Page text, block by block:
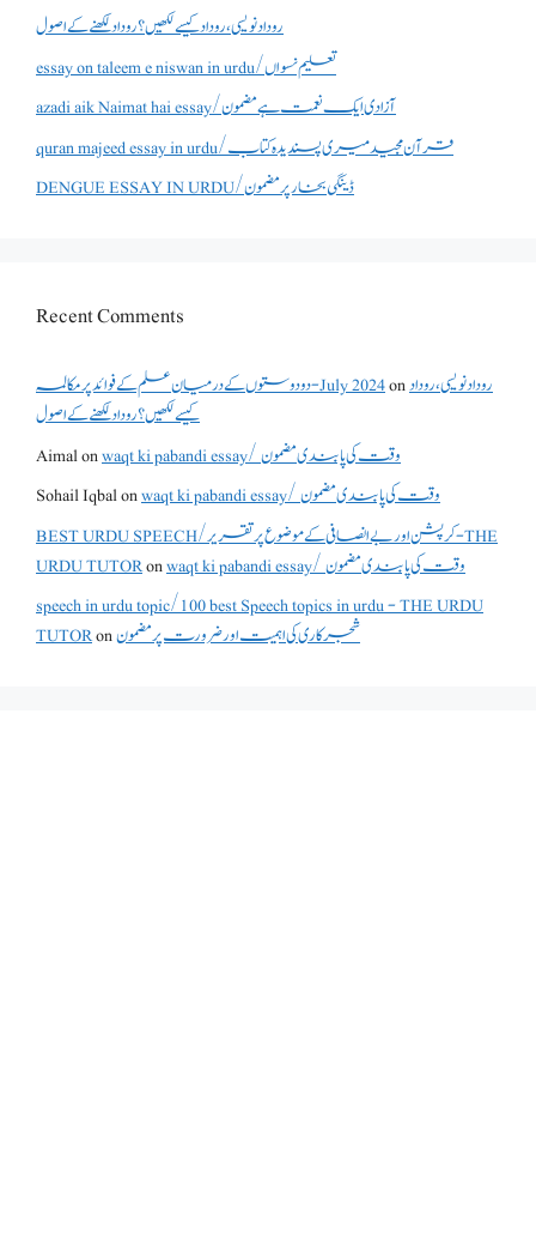
روداد نویسی ،روداد کیسے لکھیں؟ روداد لکھنے کے اصول
essay on taleem e niswan in urdu/تعلیم نسواں
azadi aik Naimat hai essay/آزادی ایک نعمت ہے مضمون
quran majeed essay in urdu/قرآن مجید میری پسندیدہ کتاب
DENGUE ESSAY IN URDU/ڈینگی بخار پر مضمون
Recent Comments
دو دوستوں کے درمیان علم کے فوائد پر مکالمہ - July 2024onروداد نویسی ،روداد
کیسے لکھیں؟ روداد لکھنے کے اصول
Aimalon
waqt ki pabandi essay/ وقت کی پابندی مضمون
Sohail Iqbalon
waqt ki pabandi essay/ وقت کی پابندی مضمون
BEST URDU SPEECH/کرپشن اور بے انصافی کے موضوع پر تقریر - THE
URDU TUTORon
waqt ki pabandi essay/ وقت کی پابندی مضمون
speech in urdu topic/100 best Speech topics in urdu - THE URDU
TUTORonشجرکاری کی اہمیت اور ضرورت پر مضمون